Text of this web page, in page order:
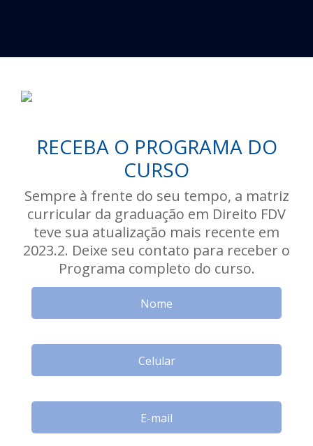
RECEBA O PROGRAMA DO
CURSO
Sempre à frente do seu tempo, a matriz
curricular da graduação em Direito FDV
teve sua atualização mais recente em
2023.2. Deixe seu contato para receber o
Programa completo do curso.